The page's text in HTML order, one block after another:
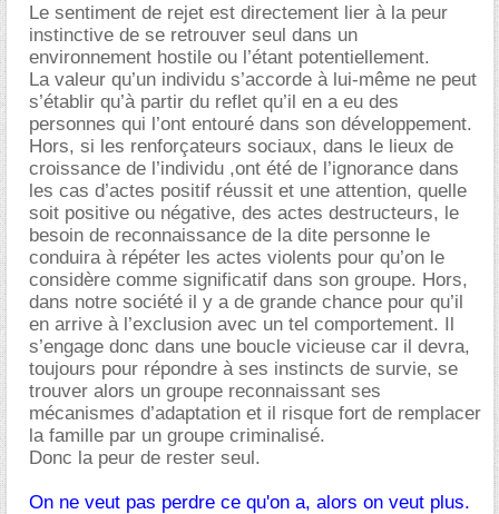
Le sentiment de rejet est directement lier à la peur
instinctive de se retrouver seul dans un
environnement hostile ou l’étant potentiellement.
La valeur qu’un individu s’accorde à lui-même ne peut
s’établir qu’à partir du reflet qu’il en a eu des
personnes qui l’ont entouré dans son développement.
Hors, si les renforçateurs sociaux, dans le lieux de
croissance de l’individu ,ont été de l’ignorance dans
les cas d’actes positif réussit et une attention, quelle
soit positive ou négative, des actes destructeurs, le
besoin de reconnaissance de la dite personne le
conduira à répéter les actes violents pour qu’on le
considère comme significatif dans son groupe. Hors,
dans notre société il y a de grande chance pour qu’il
en arrive à l’exclusion avec un tel comportement. Il
s’engage donc dans une boucle vicieuse car il devra,
toujours pour répondre à ses instincts de survie, se
trouver alors un groupe reconnaissant ses
mécanismes d’adaptation et il risque fort de remplacer
la famille par un groupe criminalisé.
Donc la peur de rester seul.
On ne veut pas perdre ce qu'on a, alors on veut plus.